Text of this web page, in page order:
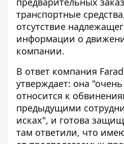
транспортные
отсутствие
информации о
компании.
В ответ компания
утверждает: она
относится к
предыдущими
исках", и готова
там ответили, что